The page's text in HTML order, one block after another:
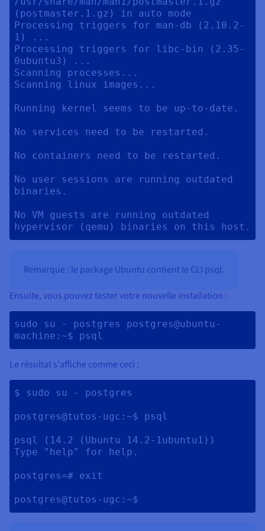
(postmaster.1.gz) in auto mode
Processing triggers for man-db (2.10.2-
1) ...
Processing triggers for libc-bin (2.35-
0ubuntu3) ...
Scanning processes...
Scanning linux images...
Running kernel seems to be up-to-date.
No services need to be restarted.
No containers need to be restarted.
No user sessions are running outdated
binaries.
No VM guests are running outdated
Remarque : le package Ubuntu contient le CLI psql.
Ensuite, vous pouvez tester votre nouvelle installation :
sudo su - postgres postgres@ubuntu-
machine:~$ psql
Le résultat s'affiche comme ceci :
$ sudo su - postgres
postgres@tutos-ugc:~$ psql
psql (14.2 (Ubuntu 14.2-1ubuntu1))
Type "help" for help.
postgres=# exit